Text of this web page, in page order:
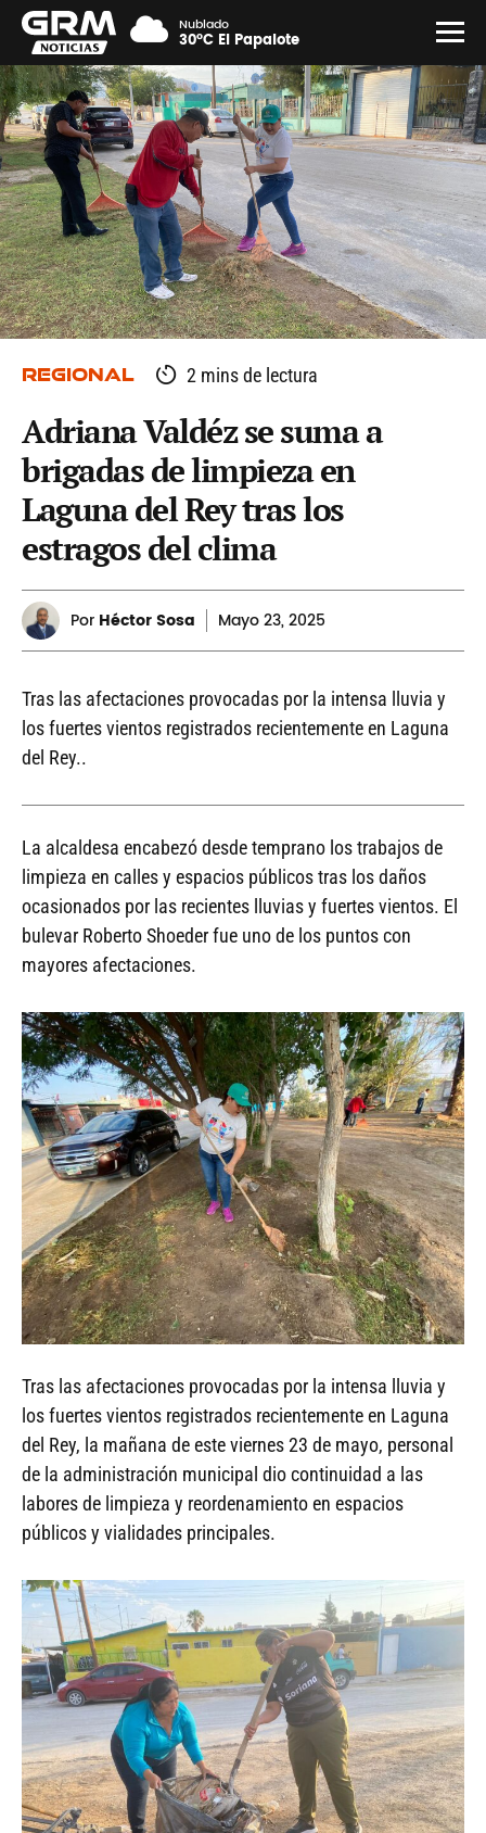
Nublado
30°C El Papalote
REGIONAL 2 mins de lectura
Adriana Valdéz se suma a
brigadas de limpieza en
Laguna del Rey tras los
estragos del clima
Por Héctor Sosa Mayo23, 2025
Tras las afectaciones provocadas por la intensa lluvia y
los fuertes vientos registrados recientemente en Laguna
del Rey..
La alcaldesa encabezó desde temprano los trabajos de
limpieza en calles y espacios públicos tras los daños
ocasionados por las recientes lluvias y fuertes vientos. El
bulevar Roberto Shoeder fue uno de los puntos con
mayores afectaciones.
Tras las afectaciones provocadas por la intensa lluvia y
los fuertes vientos registrados recientemente en Laguna
del Rey, la mañana de este viernes 23 de mayo, personal
de la administración municipal dio continuidad a las
labores de limpieza y reordenamiento en espacios
públicos y vialidades principales.